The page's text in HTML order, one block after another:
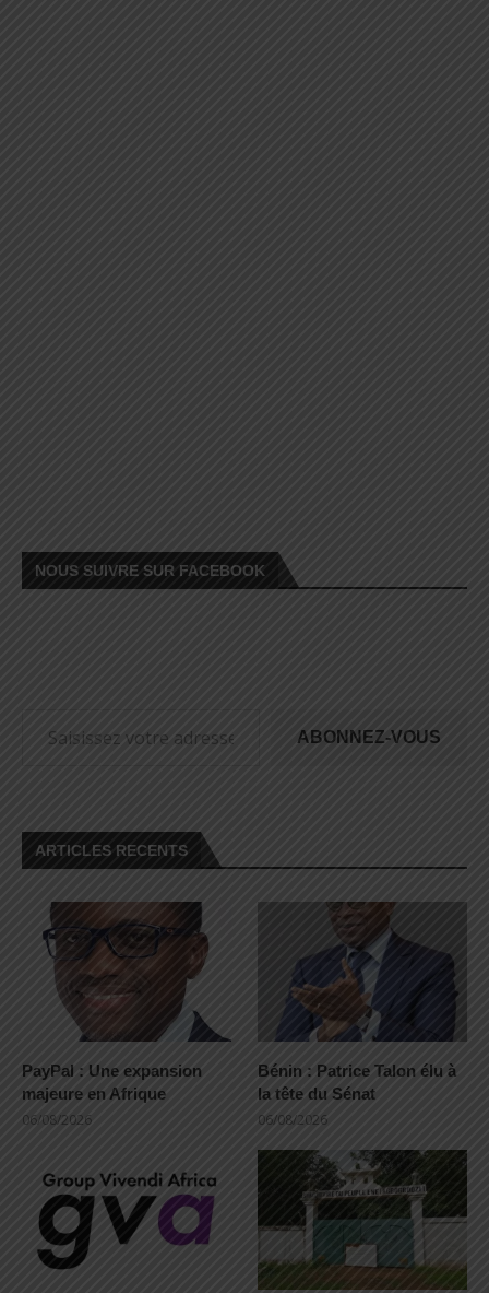
NOUS SUIVRE SUR FACEBOOK
ABONNEZ-VOUS
ARTICLES RECENTS
PayPal : Une expansion
majeure en Afrique
06/08/2026
Bénin : Patrice Talon élu à
la tête du Sénat
06/08/2026